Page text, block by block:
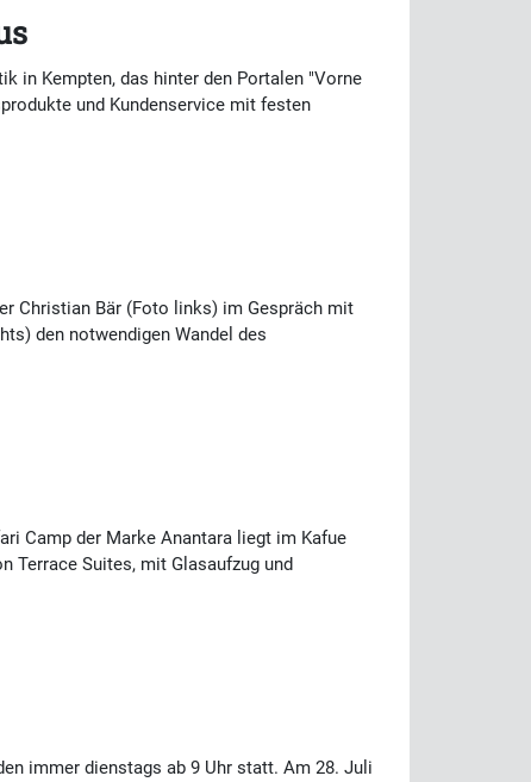
in Kempten, das hinter den Portalen "Vorne
und Kundenservice mit festen
Christian Bär (Foto links) im Gespräch mit
den notwendigen Wandel des
Camp der Marke Anantara liegt im Kafue
Terrace Suites, mit Glasaufzug und
immer dienstags ab 9 Uhr statt. Am 28. Juli